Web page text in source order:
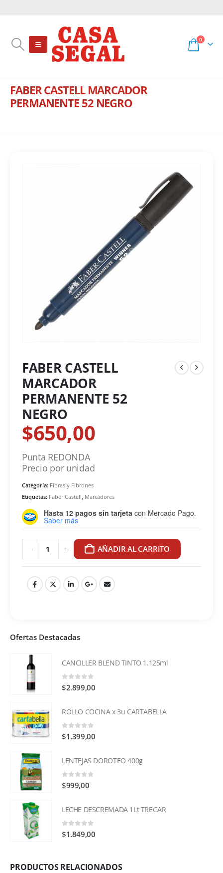
0
FABER CASTELL MARCADOR
PERMANENTE 52 NEGRO
FABER CASTELL
MARCADOR
PERMANENTE 52
NEGRO
$650,00
Punta REDONDA
Precio por unidad
Categoría: Fibras y Fibrones
Etiquetas: Faber Castell, Marcadores
Hasta 12 pagos sin tarjeta con Mercado Pago.
Saber más
AÑADIR AL CARRITO
Ofertas Destacadas
CANCILLER BLEND TINTO 1.125ml
0out of 5
$2.899,00
ROLLO COCINA x 3u CARTABELLA
0 out of 5
$1.399,00
LENTEJAS DOROTEO 400g
0out of 5
$999,00
LECHE DESCREMADA 1Lt TREGAR
0 out of 5
$1.849,00
PRODUCTOS RELACIONADOS